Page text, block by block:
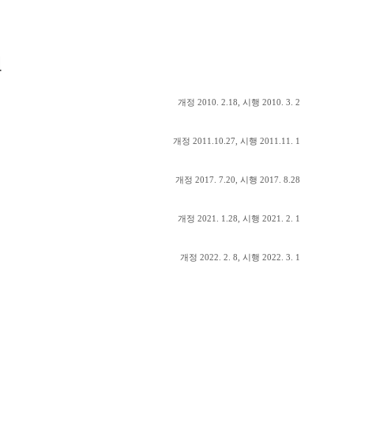
개정 2010. 2.18, 시행 2010. 3. 2
개정 2011.10.27, 시행 2011.11. 1
개정 2017. 7.20, 시행 2017. 8.28
개정 2021. 1.28, 시행 2021. 2. 1
개정 2022. 2. 8, 시행 2022. 3. 1